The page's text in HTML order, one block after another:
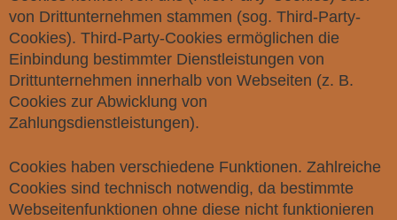
von Drittunternehmen stammen (sog. Third-Party-
Cookies). Third-Party-Cookies ermöglichen die
Einbindung bestimmter Dienstleistungen von
Drittunternehmen innerhalb von Webseiten (z. B.
Cookies zur Abwicklung von
Zahlungsdienstleistungen).
Cookies haben verschiedene Funktionen. Zahlreiche
Cookies sind technisch notwendig, da bestimmte
Webseitenfunktionen ohne diese nicht funktionieren